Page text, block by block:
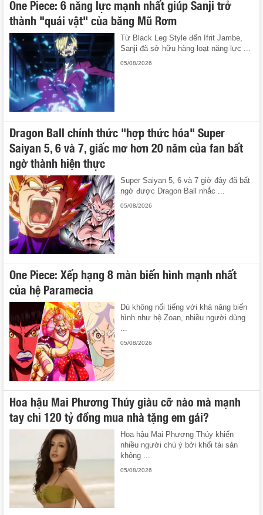
One Piece: 6 năng lực mạnh nhất giúp Sanji trở
thành "quái vật" của băng Mũ Rơm
Từ Black Leg Style đến Ifrit Jambe,
Sanji đã sở hữu hàng loạt năng lực ...
05/08/2026
Dragon Ball chính thức "hợp thức hóa" Super
Saiyan 5, 6 và 7, giấc mơ hơn 20 năm của fan bất
ngờ thành hiện thực
Super Saiyan 5, 6 và 7 giờ đây đã bất
ngờ được Dragon Ball nhắc ...
05/08/2026
One Piece: Xếp hạng 8 màn biến hình mạnh nhất
của hệ Paramecia
Dù không nổi tiếng với khả năng biến
hình như hệ Zoan, nhiều người dùng
...
05/08/2026
Hoa hậu Mai Phương Thúy giàu cỡ nào mà mạnh
tay chi 120 tỷ đồng mua nhà tặng em gái?
Hoa hậu Mai Phương Thúy khiến
nhiều người chú ý bởi khối tài sản
không ...
05/08/2026